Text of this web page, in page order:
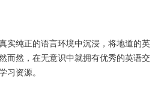
纯正的语言环境中沉浸，将地道的英
而然，在无意识中就拥有优秀的英语交
习资源。